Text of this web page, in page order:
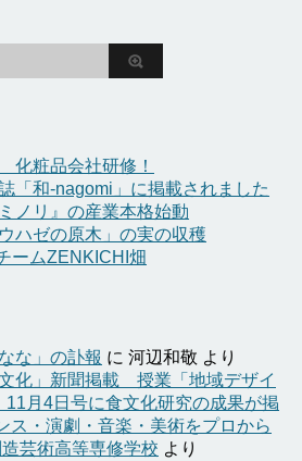
化粧品会社研修！
「和-nagomi」に掲載されました
ノリ』の産業本格始動
ハゼの原木」の実の収穫
ームZENKICHI畑
な」の訃報 に 河辺和敬 より
文化」新聞掲載 授業「地域デザイ
11月4日号に食文化研究の成果が掲
ス・演劇・音楽・美術をプロから
芸術高等専修学校 より